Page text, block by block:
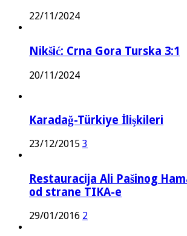
22/11/2024
Nikšić: Crna Gora Turska 3:1
20/11/2024
Karadağ-Türkiye İlişkileri
23/12/2015 3
Restauracija Ali Pašinog
od strane TIKA-e
29/01/2016 2